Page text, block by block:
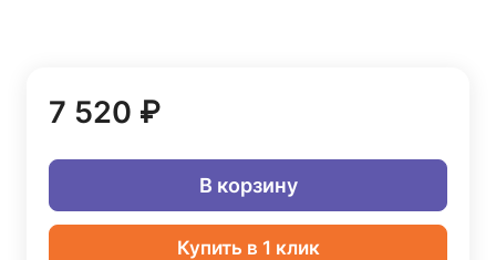
7 520 ₽
В корзину
Купить в 1 клик